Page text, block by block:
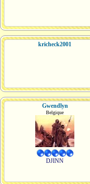
kricheck2001
Gwendlyn
Belgique
DJINN